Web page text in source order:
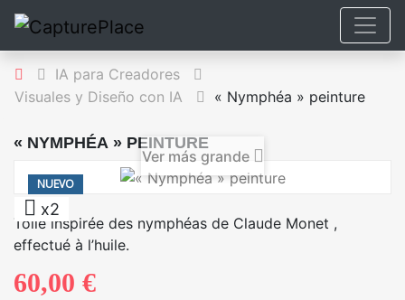
IA para Creadores
Visuales y Diseño con IA
« Nymphéa » peinture
« NYMPHÉA » PEINTURE
NUEVO
x2
Ver más grande
Toile inspirée des nymphéas de Claude Monet ,
effectué à l’huile.
60,00 €